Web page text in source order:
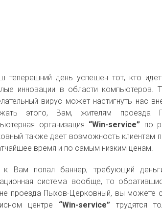
теперешний день успешен тот, кто
инновации в области
вирус может настигнуть нас
этого, Вам, жителям проезда
организация “Win-service” по
также дает возможность клиентам
время и по самым низким ценам.
к Вам попал баннер, требующий
система вообще, то
проезда Пыхов-Церковный, вы можете
центре “Win-service”трудятся